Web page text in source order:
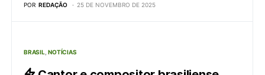
POR REDAÇÃO 25 DE NOVEMBRO DE 2025
BRASIL NOTÍCIAS